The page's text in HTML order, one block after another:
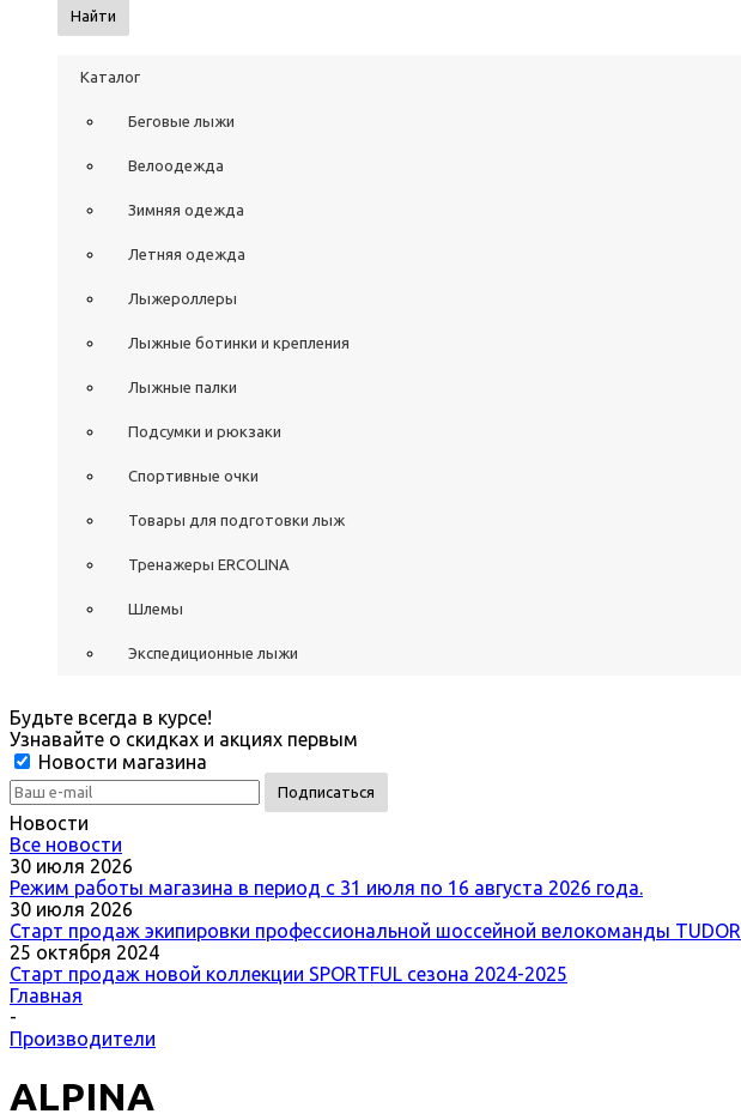
Найти
Каталог
Беговые лыжи
Велоодежда
Зимняя одежда
Летняя одежда
Лыжероллеры
Лыжные ботинки и крепления
Лыжные палки
Подсумки и рюкзаки
Спортивные очки
Товары для подготовки лыж
Тренажеры ERCOLINA
Шлемы
Экспедиционные лыжи
Будьте всегда в курсе!
Узнавайте о скидках и акциях первым
Новости магазина
Новости
Все новости
30 июля 2026
Режим работы магазина в период с 31 июля по 16 августа 2026 года.
30 июля 2026
Старт продаж экипировки профессиональной шоссейной велокоманды TUDOR
25 октября 2024
Старт продаж новой коллекции SPORTFUL сезона 2024-2025
Главная
-
Производители
ALPINA